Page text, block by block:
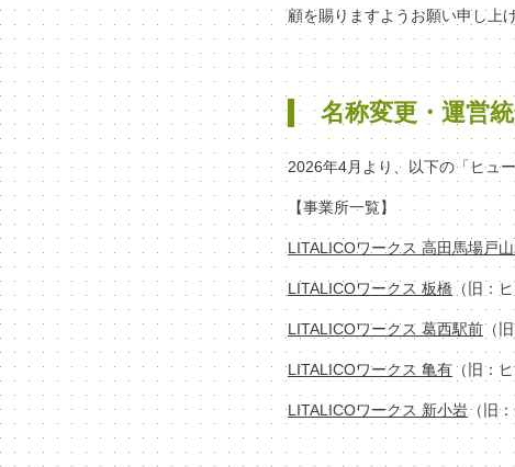
顧を賜りますようお願い申し上
名称変更・運営
2026年4月より、以下の「ヒュ
【事業所一覧】
LITALICOワークス 高田馬場戸山
LITALICOワークス 板橋 （旧：
LITALICOワークス 葛西駅前（
LITALICOワークス 亀有 （旧：
LITALICOワークス 新小岩（旧